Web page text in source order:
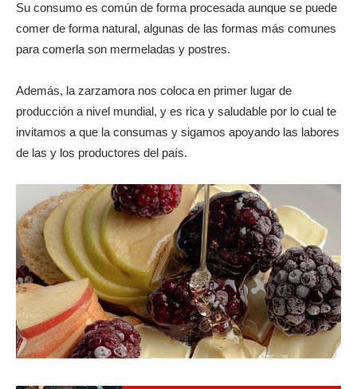
Su consumo es común de forma procesada aunque se puede
comer de forma natural, algunas de las formas más comunes
para comerla son mermeladas y postres.
Además, la zarzamora nos coloca en primer lugar de
producción a nivel mundial, y es rica y saludable por lo cual te
invitamos a que la consumas y sigamos apoyando las labores
de las y los productores del país.